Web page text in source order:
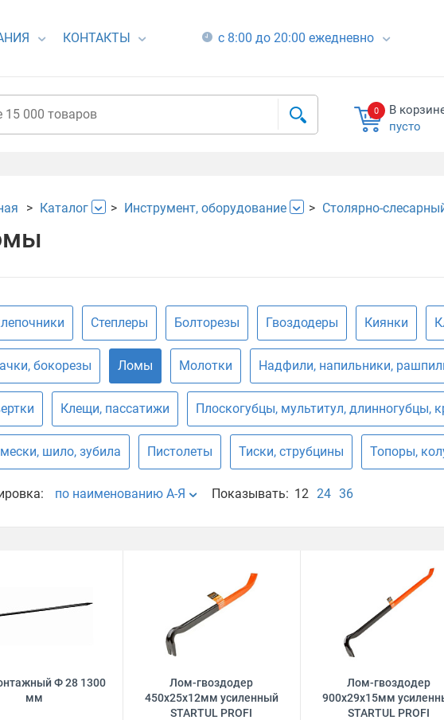
КОНТАКТЫ с 8:00 до 20:00 ежедневно
0
В
пусто
Каталог Инструмент, оборудование Столярно-
Степлеры Болторезы Гвоздодеры Киянки
бокорезы Ломы Молотки Надфили, напильники,
Клещи, пассатижи Плоскогубцы, мультитул, длинногубцы,
шило, зубила Пистолеты Тиски, струбцины Топоры,
по наименованию А-Я Показывать: 12 24 36
Ф 28 1300
мм
Лом-гвоздодер
450х25х12мм усиленный
STARTUL PROFI
Лом-гвоздодер
900х29х15мм
STARTUL PROFI